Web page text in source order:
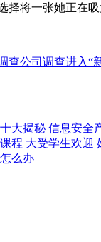
择将一张她正在
查公司调查进入“
大揭秘 信息安全
程 大受学生欢迎
么办